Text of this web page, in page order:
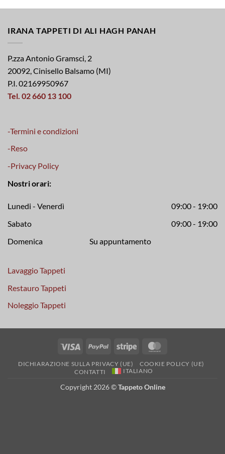
IRANA TAPPETI DI ALI HAGH PANAH
P.zza Antonio Gramsci, 2
20092, Cinisello Balsamo (MI)
P.I. 02169950967
Tel. 02 660 13 100
-Termini e condizioni
-Reso
-Privacy Policy
Nostri orari:
Lunedi - Venerdì
09:00 - 19:00
Sabato
09:00 - 19:00
Domenica Su appuntamento
Lavaggio Tappeti
Restauro Tappeti
Noleggio Tappeti
Visto PayPal
A
DICHIARAZIONE SULLA PRIVACY (UE)
COOKIE POLICY (UE)
CONTATTI
ITALIANO
Copyright 2026 ©Tappeto Online